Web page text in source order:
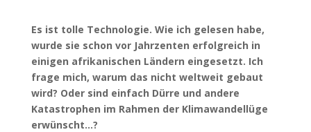
Es ist tolle Technologie. Wie ich gelesen habe,
wurde sie schon vor Jahrzenten erfolgreich in
einigen afrikanischen Ländern eingesetzt. Ich
frage mich, warum das nicht weltweit gebaut
wird? Oder sind einfach Dürre und andere
Katastrophen im Rahmen der Klimawandellüge
erwünscht...?